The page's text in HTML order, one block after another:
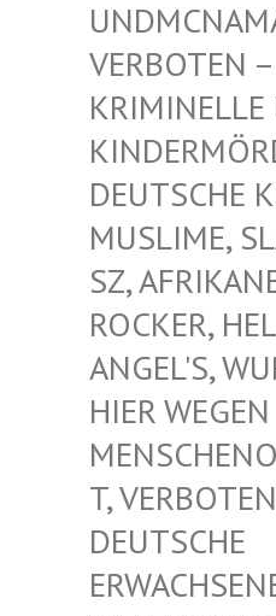
ERBOTEN – K
RIMINELLE
EUTSCHE
USLIME,
Z,
OCKER,
NGEL'S,
IER WEGEN M
, VERBOTEN!
EUTSCHE E
RWACHSENE